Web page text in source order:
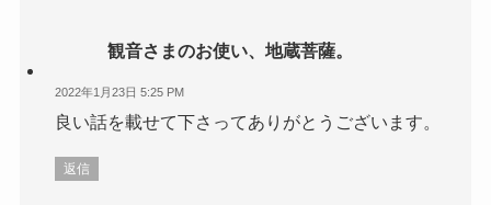
観音さまのお使い、地蔵菩薩。
2022年1月23日 5:25 PM
良い話を載せて下さってありがとうございます。
返信